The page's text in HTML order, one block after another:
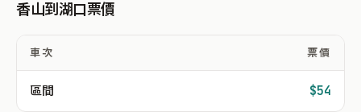
香山到湖口票價
車次 票價
區間 $54